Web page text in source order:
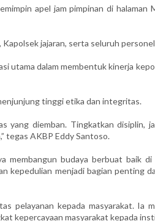
apel jam pimpinan di halaman
jajaran, serta seluruh
utama dalam membentuk kinerja
tinggi etika dan integritas.
yang diemban. Tingkatkan disiplin,
tegas AKBP Eddy Santoso.
membangun budaya berbuat baik di
kepedulian menjadi bagian penting
pelayanan kepada masyarakat. Ia
kepercayaan masyarakat kepada